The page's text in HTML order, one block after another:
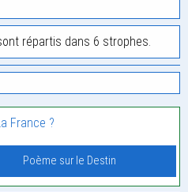
répartis dans 6 strophes.
France ?
Poème sur le Destin